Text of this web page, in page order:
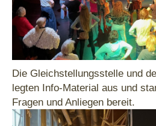
Die Gleichstellungsstelle und
legten Info-Material aus und
Fragen und Anliegen bereit.